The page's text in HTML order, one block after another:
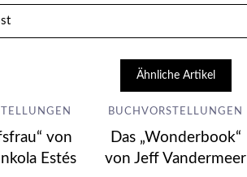
Ähnliche Artikel
von
Estés
BUCHVORSTELLUNGEN
Das „Wonderbook“
von Jeff Vandermeer